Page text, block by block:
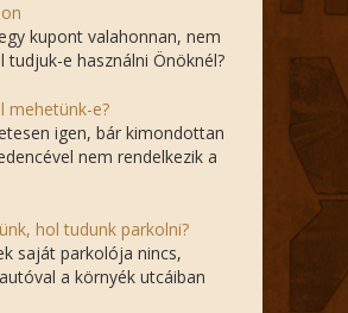
kupont valahonnan, nem
tudjuk-e használni Önöknél?
mehetünk-e?
igen, bár kimondottan
nem rendelkezik a
hol tudunk parkolni?
saját parkolója nincs,
a környék utcáiban